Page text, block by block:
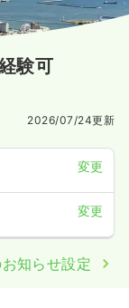
験可
2026/07/24更新
変更
変更
知らせ設定